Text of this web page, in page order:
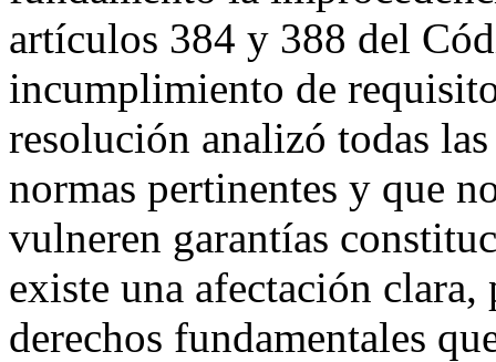
artículos 384 y 388 del
incumplimiento de
resolución analizó todas
normas pertinentes y que
vulneren garantías
existe una afectación
derechos fundamentales